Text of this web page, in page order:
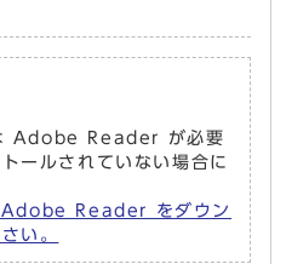
Adobe Reader が必要
ールされていない場合に
Reader をダウン
い。